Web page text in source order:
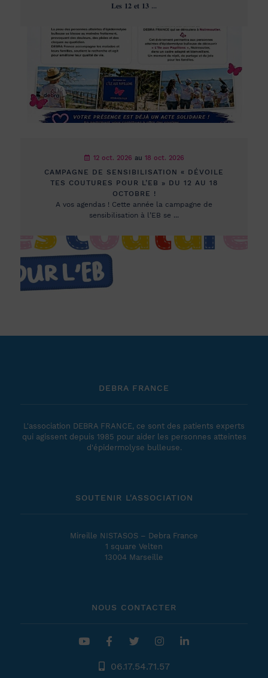
𝐋𝐞𝐬 𝟏𝟐 𝐞𝐭 𝟏𝟑 ...
12 oct. 2026 au 18 oct. 2026
CAMPAGNE DE SENSIBILISATION « DÉVOILE
TES COUTURES POUR L’EB » DU 12 AU 18
OCTOBRE !
A vos agendas ! Cette année la campagne de
sensibilisation à l’EB se ...
DEBRA FRANCE
L'association DEBRA FRANCE, ce sont des patients experts
qui agissent depuis 1985 pour aider les personnes atteintes
d'épidermolyse bulleuse.
SOUTENIR L'ASSOCIATION
Mireille NISTASOS – Debra France
1 square Velten
13004 Marseille
NOUS CONTACTER
06.17.54.71.57